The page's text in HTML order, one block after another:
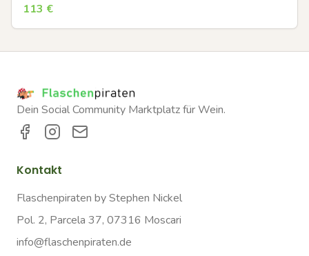
113 €
Dein Social Community Marktplatz für Wein.
Kontakt
Flaschenpiraten by Stephen Nickel
Pol. 2, Parcela 37, 07316 Moscari
info@flaschenpiraten.de